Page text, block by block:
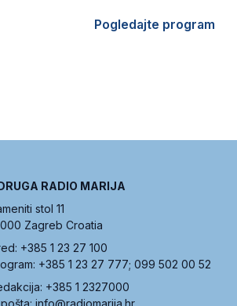
Pogledajte program
RADIO MARIJA
stol 11
Zagreb Croatia
+385 1 23 27 100
+385 1 23 27 777; 099 502 00 52
+385 1 2327000
info@radiomarija.hr